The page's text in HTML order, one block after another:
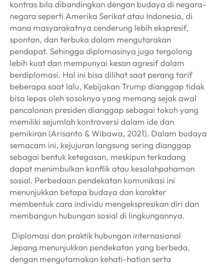
kontras bila dibandingkan dengan budaya di negara-
negara seperti Amerika Serikat atau Indonesia, di
mana masyarakatnya cenderung lebih ekspresif,
spontan, dan terbuka dalam mengutarakan
pendapat. Sehingga diplomasinya juga tergolong
lebih kuat dan mempunyai kesan agresif dalam
berdiplomasi. Hal ini bisa dilihat saat perang tarif
beberapa saat lalu, Kebijakan Trump dianggap tidak
bisa lepas oleh sosoknya yang memang sejak awal
pencalonan presiden dianggap sebagai tokoh yang
memiliki sejumlah kontroversi dalam ide dan
pemikiran (Arisanto & Wibawa, 2021). Dalam budaya
semacam ini, kejujuran langsung sering dianggap
sebagai bentuk ketegasan, meskipun terkadang
dapat menimbulkan konflik atau kesalahpahaman
sosial. Perbedaan pendekatan komunikasi ini
menunjukkan betapa budaya dan karakter
membentuk cara individu mengekspresikan diri dan
membangun hubungan sosial di lingkungannya.
Diplomasi dan praktik hubungan internasional
Jepang menunjukkan pendekatan yang berbeda,
dengan mengutamakan kehati-hatian serta